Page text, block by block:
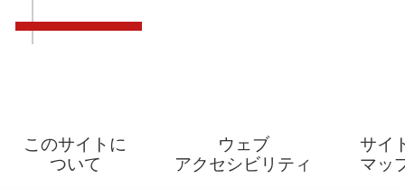
このサイトに
ついて
ウェブ
アクセシビリティ
サイ
マッ